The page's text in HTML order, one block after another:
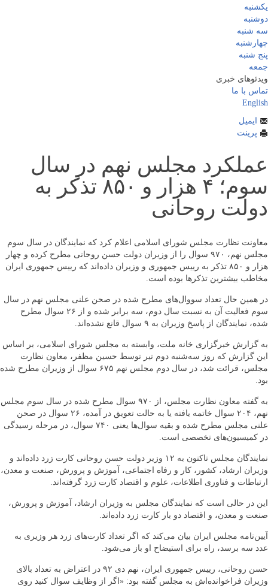
یکشنبه
دوشنبه
سه شنبه
چهارشنبه
پنج شنبه
جمعه
ویدئوهای خبری
تماس با ما
English
ایمیل
پرینت
عملکرد مجلس نهم در سال
سوم؛ ۴ هزار و ۸۵۰ تذکر به
دولت روحانی
معاونت نظارت مجلس شورای اسلامی اعلام کرد که نمايندگان در سال سوم
مجلس نهم، ۹۷۰ سوال را از وزیران دولت حسن روحانی مطرح کرده و چهار
هزار و ۸۵۰ تذکر به ریيس جمهوری و وزیران داده‌اند که ریيس جمهوری ایران
مخاطب بيشترين تذکرها بوده است.
در همين حال تعداد سووال‌های مطرح شده در صحن علنی مجلس نهم در سال
سوم فعالیت آن به نسبت سال دوم، سه برابر شده و از ۲۶ سوال مطرح
شده، نمايندگان از پاسخ وزیران به ۹ سوال قانع نشده‌اند.
به گزارش خبرگزاری خانه ملت، وابسته به مجلس شورای اسلامی، بر اساس
اين گزارش که روز سه‌شنبه دوم تير توسط حسين مظفر، معاون نظارت
مجلس، قرائت شد، در سال دوم مجلس نهم ۶۷۵ سوال از وزیران مطرح شده
بود.
به گفته معاون نظارت مجلس، از ۹۷۰ سوال مطرح شده در سال سوم مجلس
نهم، ۲۰۴ سوال خاتمه يافته يا به حالت تعويق در آمده، ۲۶ سوال در صحن
علنی مجلس مطرح شده و بقيه سوال‌ها يعنی ۷۴۰ سوال، در مرحله رسيدگی
در کميسيون‌های تخصصی است.
نمايندگان مجلس تاکنون به ۱۲ وزير دولت حسن روحانی کارت زرد داده‌اند و
وزيران ارشاد، کشور، کار و رفاه اجتماعی، آموزش و پرورش، صنعت و معدن،
ارتباطات و فناوری اطلاعات، علوم و اقتصاد کارت زرد گرفته‌اند.
اين در حالی است که نمايندگان مجلس به وزيران ارشاد، آموزش و پرورش،
صنعت و معدن، و اقتصاد دو بار کارت زرد داده‌‌اند.
آيين‌نامه مجلس ايران بيان می‌کند که اگر تعداد کارت‌های زرد هر وزيری به
عدد سه برسد، راه برای استيضاح او باز می‌شود.
حسن روحانی، رييس جمهوری ايران، نهم دی ۹۲ در اعتراض به تعداد بالای
وزيران فراخوانده‌اش به مجلس گفته بود: «اگر از وظايف سوال کنيد روی